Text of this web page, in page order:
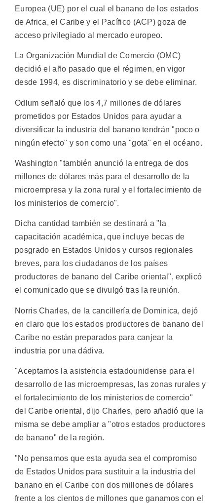
Europea (UE) por el cual el banano de los estados
de Africa, el Caribe y el Pacífico (ACP) goza de
acceso privilegiado al mercado europeo.
La Organización Mundial de Comercio (OMC)
decidió el año pasado que el régimen, en vigor
desde 1994, es discriminatorio y se debe eliminar.
Odlum señaló que los 4,7 millones de dólares
prometidos por Estados Unidos para ayudar a
diversificar la industria del banano tendrán "poco o
ningún efecto" y son como una "gota" en el océano.
Washington "también anunció la entrega de dos
millones de dólares más para el desarrollo de la
microempresa y la zona rural y el fortalecimiento de
los ministerios de comercio".
Dicha cantidad también se destinará a "la
capacitación académica, que incluye becas de
posgrado en Estados Unidos y cursos regionales
breves, para los ciudadanos de los países
productores de banano del Caribe oriental", explicó
el comunicado que se divulgó tras la reunión.
Norris Charles, de la cancillería de Dominica, dejó
en claro que los estados productores de banano del
Caribe no están preparados para canjear la
industria por una dádiva.
"Aceptamos la asistencia estadounidense para el
desarrollo de las microempresas, las zonas rurales y
el fortalecimiento de los ministerios de comercio"
del Caribe oriental, dijo Charles, pero añadió que la
misma se debe ampliar a "otros estados productores
de banano" de la región.
"No pensamos que esta ayuda sea el compromiso
de Estados Unidos para sustituir a la industria del
banano en el Caribe con dos millones de dólares
frente a los cientos de millones que ganamos con el